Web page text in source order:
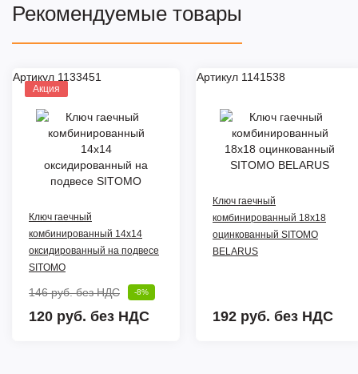
Рекомендуемые товары
Артикул 1133451
Акция
Ключ гаечный
комбинированный 14х14
оксидированный на подвесе
SITOMO
146 руб.без НДС -8%
120 руб. без НДС
Артикул 1141538
Ключ гаечный
комбинированный 18x18
оцинкованный SITOMO
BELARUS
192 руб. без НДС